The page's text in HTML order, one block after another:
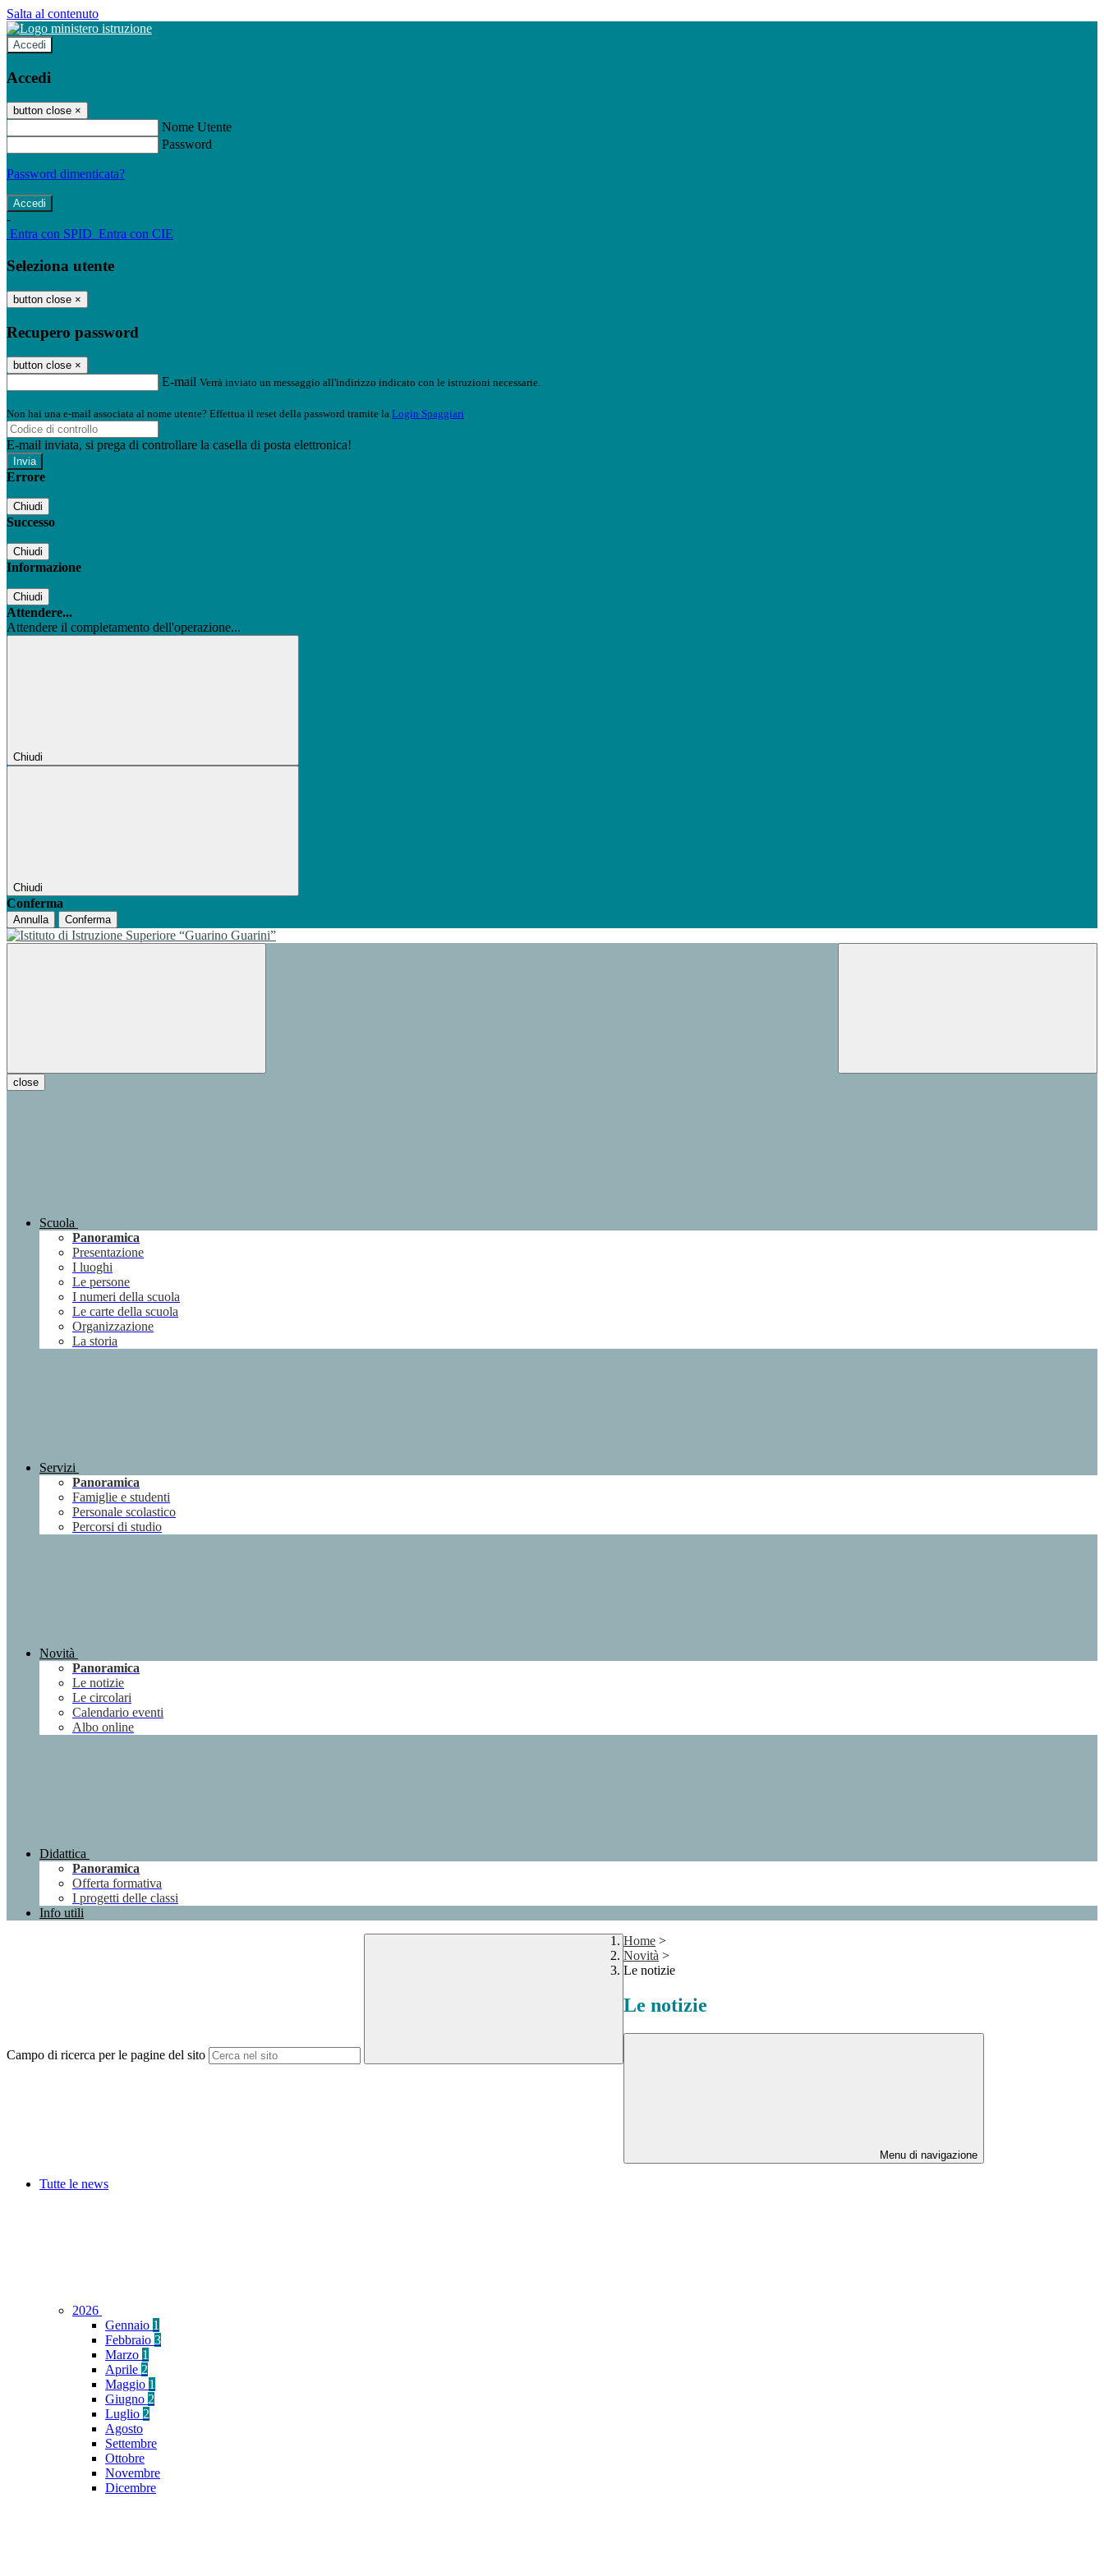
Salta al contenuto
Accedi
Accedi
button close ×
Nome Utente
Password
Password dimenticata?
-
Entra con SPID Entra con CIE
Seleziona utente
button close ×
Recupero password
button close ×
E-mail Verrà inviato un messaggio all'indirizzo indicato con le istruzioni necessarie.
Non hai una e-mail associata al nome utente? Effettua il reset della password tramite la Login Spaggiari
E-mail inviata, si prega di controllare la casella di posta elettronica!
Errore
Chiudi
Successo
Chiudi
Informazione
Chiudi
Attendere...
Attendere il completamento dell'operazione...
Chiudi
Chiudi
Conferma
Annulla Conferma
close
Scuola
Panoramica
Presentazione
I luoghi
Le persone
I numeri della scuola
Le carte della scuola
Organizzazione
La storia
Servizi
Panoramica
Famiglie e studenti
Personale scolastico
Percorsi di studio
Novità
Panoramica
Le notizie
Le circolari
Calendario eventi
Albo online
Didattica
Panoramica
Offerta formativa
I progetti delle classi
Info utili
Campo di ricerca per le pagine del sito
Home >
Novità >
Le notizie
Le notizie
Menu di navigazione
Tutte le news
2026
Gennaio 1
Febbraio 3
Marzo 1
Aprile 2
Maggio 1
Giugno 2
Luglio 2
Agosto
Settembre
Ottobre
Novembre
Dicembre